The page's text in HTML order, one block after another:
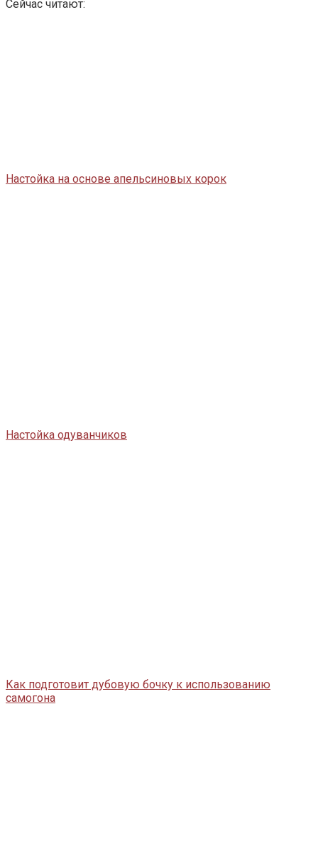
Сейчас читают:
Настойка на основе апельсиновых корок
Настойка одуванчиков
Как подготовит дубовую бочку к использованию
самогона